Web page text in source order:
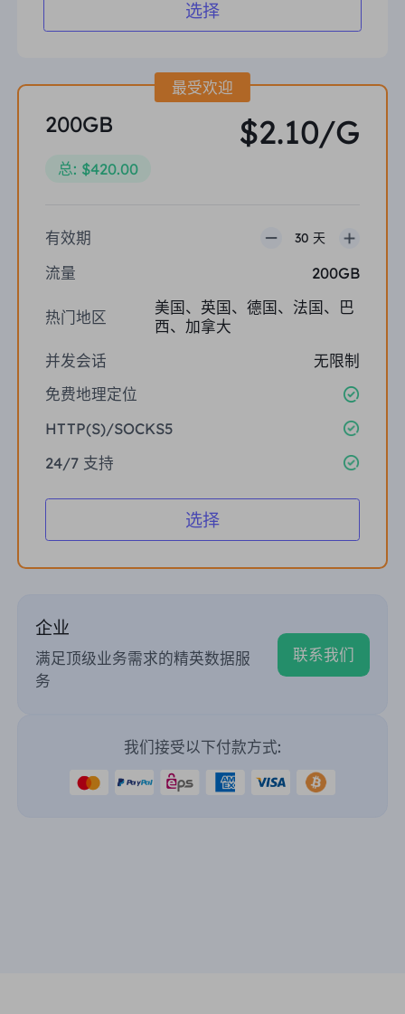
选择
最受欢迎
200GB
总: $420.00
$2.10/G
有效期 30 天
流量 200GB
热门地区
美国、英国、德国、法国、巴
西、加拿大
并发会话
无限制
免费地理定位
HTTP(S)/SOCKS5
24/7 支持
选择
企业
满足顶级业务需求的精英数据服
务
联系我们
我们接受以下付款方式: